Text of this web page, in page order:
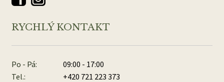
RYCHLÝ KONTAKT
Po - Pá:
09:00 - 17:00
Tel.:
+420 721 223 373